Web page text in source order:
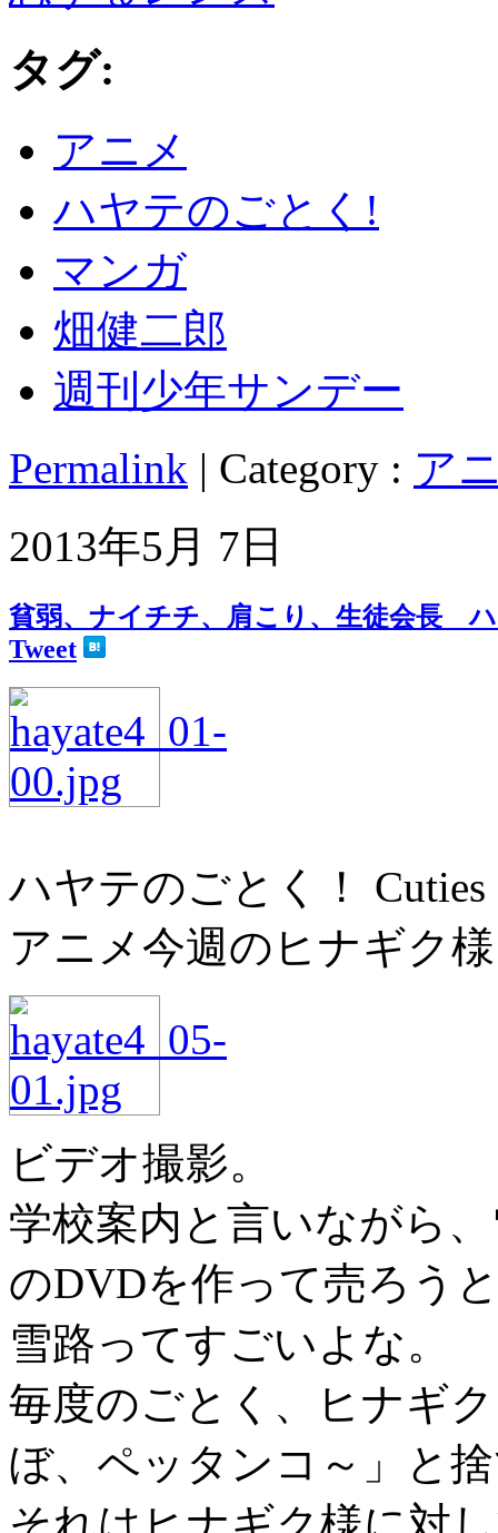
タグ:
アニメ
ハヤテのごとく!
マンガ
畑健二郎
週刊少年サンデー
Permalink | Category : ア
2013年5月 7日
貧弱、ナイチチ、肩こり、生徒会長
Tweet
ハヤテのごとく！
アニメ今週のヒナギク様
ビデオ撮影。
学校案内と言いながら
のDVDを作って売ろう
雪路ってすごいよな。
毎度のごとく、ヒナギ
ぼ、ペッタンコ～」と